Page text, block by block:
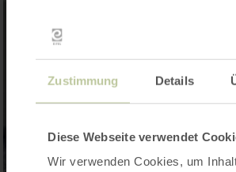
Zustimmung Details
Diese Webseite verwendet
Wir verwenden Cookies, um